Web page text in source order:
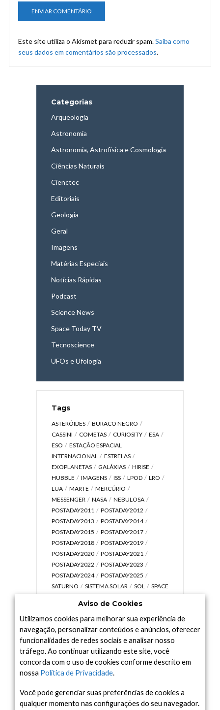
Este site utiliza o Akismet para reduzir spam.Saiba como
seus dados em comentários são processados.
Categorias
Arqueologia
Astronomia
Astronomia, Astrofísica e Cosmologia
Ciências Naturais
Cienctec
Editoriais
Geologia
Geral
Imagens
Matérias Especiais
Notícias Rápidas
Podcast
Science News
Space Today TV
Tecnoscience
UFOs e Ufologia
Tags
ASTERÓIDES
BURACO NEGRO
CASSINI
COMETAS CURIOSITY
ESA
ESO
ESTAÇÃO ESPACIAL
INTERNACIONAL
ESTRELAS
EXOPLANETAS
GALÁXIAS
HIRISE
HUBBLE
IMAGENS ISS LPOD
LRO
LUA
MARTE
MERCÚRIO
MESSENGER
NASA
NEBULOSA
POSTADAY2011
POSTADAY2012
POSTADAY2013
POSTADAY2014
POSTADAY2015
POSTADAY2017
POSTADAY2018
POSTADAY2019
POSTADAY2020
POSTADAY2021
POSTADAY2022
POSTADAY2023
POSTADAY2024
POSTADAY2025
SATURNO
SISTEMA SOLAR SOL
SPACE
UNIVERSO
VÍDEO
Arquivo
Arquivo
Aviso de Cookies
Utilizamos cookies para melhorar sua experiência de
navegação, personalizar conteúdos e anúncios, oferecer
funcionalidades de redes sociais e analisar nosso
tráfego. Ao continuar utilizando este site, você
concorda com o uso de cookies conforme descrito em
nossa Política de Privacidade.
Você pode gerenciar suas preferências de cookies a
qualquer momento nas configurações do seu navegador.